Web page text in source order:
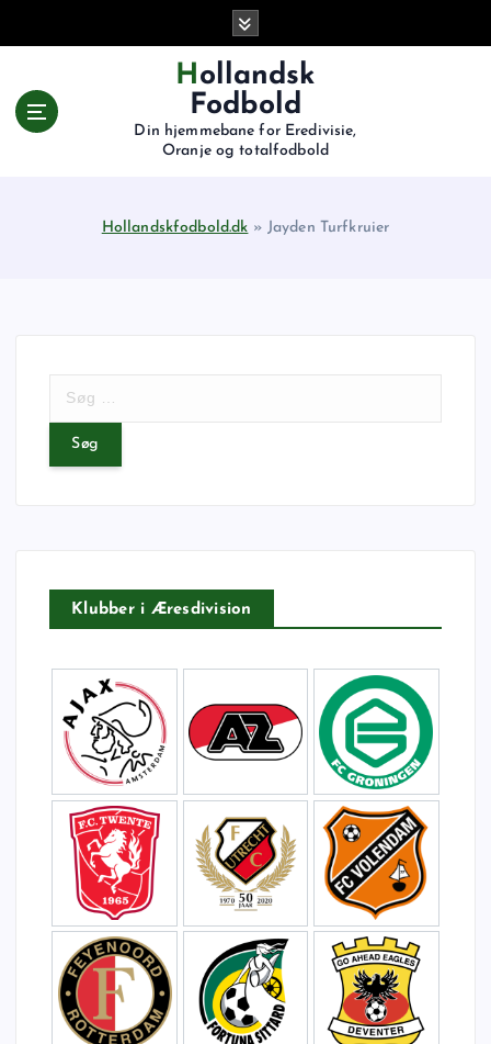
Hollandsk
Fodbold
Din hjemmebane for Eredivisie,
Oranje og totalfodbold
Hollandskfodbold.dk » Jayden Turfkruier
:
Klubber i Æresdivision